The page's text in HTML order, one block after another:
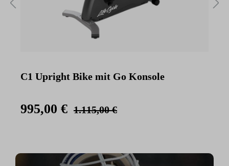
C1 Upright Bike mit Go Konsole
995,00 € 1.115,00 €